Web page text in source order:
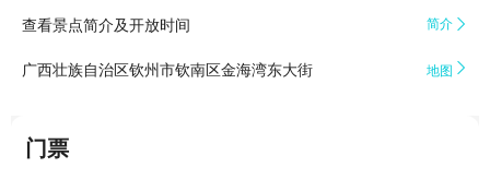
查看景点简介及开放时间 简介 
广西壮族自治区钦州市钦南区金海湾东大街 地图 
门票